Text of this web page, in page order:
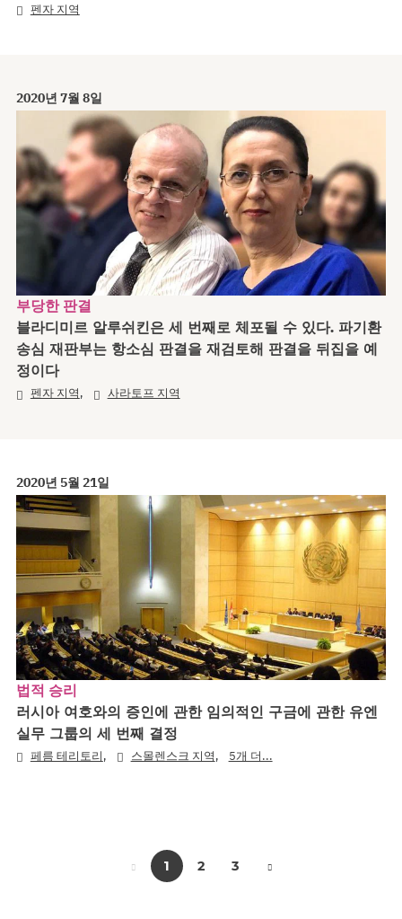
펜자 지역
2020년 7월 8일
부당한 판결
블라디미르 알루쉬킨은 세 번째로 체포될 수 있다. 파기환
송심 재판부는 항소심 판결을 재검토해 판결을 뒤집을 예
정이다
펜자 지역, 사라토프 지역
2020년 5월 21일
법적 승리
러시아 여호와의 증인에 관한 임의적인 구금에 관한 유엔
실무 그룹의 세 번째 결정
페름 테리토리, 스몰렌스크 지역, 5개 더...
1 2 3